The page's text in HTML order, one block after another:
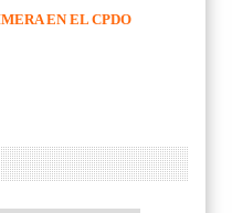
EN EL CPDO